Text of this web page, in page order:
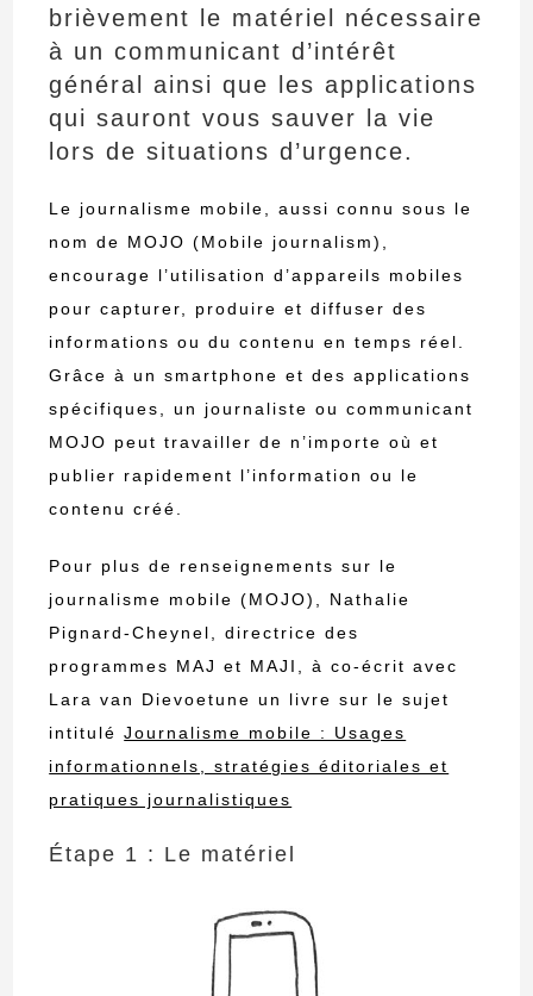
brièvement le matériel nécessaire
à un communicant d’intérêt
général ainsi que les applications
qui sauront vous sauver la vie
lors de situations d’urgence.
Le journalisme mobile, aussi connu sous le
nom de MOJO (Mobile journalism),
encourage l’utilisation d’appareils mobiles
pour capturer, produire et diffuser des
informations ou du contenu en temps réel.
Grâce à un smartphone et des applications
spécifiques, un journaliste ou communicant
MOJO peut travailler de n’importe où et
publier rapidement l’information ou le
contenu créé.
Pour plus de renseignements sur le
journalisme mobile (MOJO), Nathalie
Pignard-Cheynel, directrice des
programmes MAJ et MAJI, à co-écrit avec
Lara van Dievoetune un livre sur le sujet
intituléJournalisme mobile : Usages
informationnels, stratégies éditoriales et
pratiques journalistiques
Étape 1 : Le matériel